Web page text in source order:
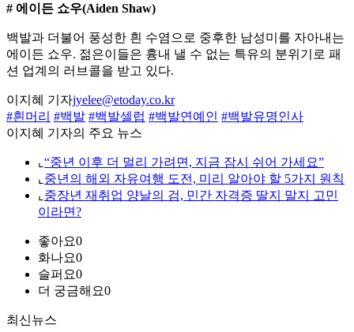
# 에이든 쇼우(Aiden Shaw)
백발과 더불어 풍성한 흰 수염으로 중후한 남성미를 자아내는
에이든 쇼우. 젊은이들은 흉내 낼 수 없는 특유의 분위기로 패
션 업계의 러브콜을 받고 있다.
이지혜 기자jyelee@etoday.co.kr
#흰머리 #백발 #백발셀럽 #백발연예인 #백발유명인사
이지혜 기자의 주요 뉴스
⌞ “중년 이후 더 멀리 가려면, 지금 잠시 쉬어 가세요”
⌞ 중년의 해외 자유여행 도전, 미리 알아야 할 5가지 원칙
⌞ 중장년 재취업 양날의 검, 민간 자격증 딸지 말지 고민
이라면?
좋아요0
화나요0
슬퍼요0
더 궁금해요0
최신뉴스